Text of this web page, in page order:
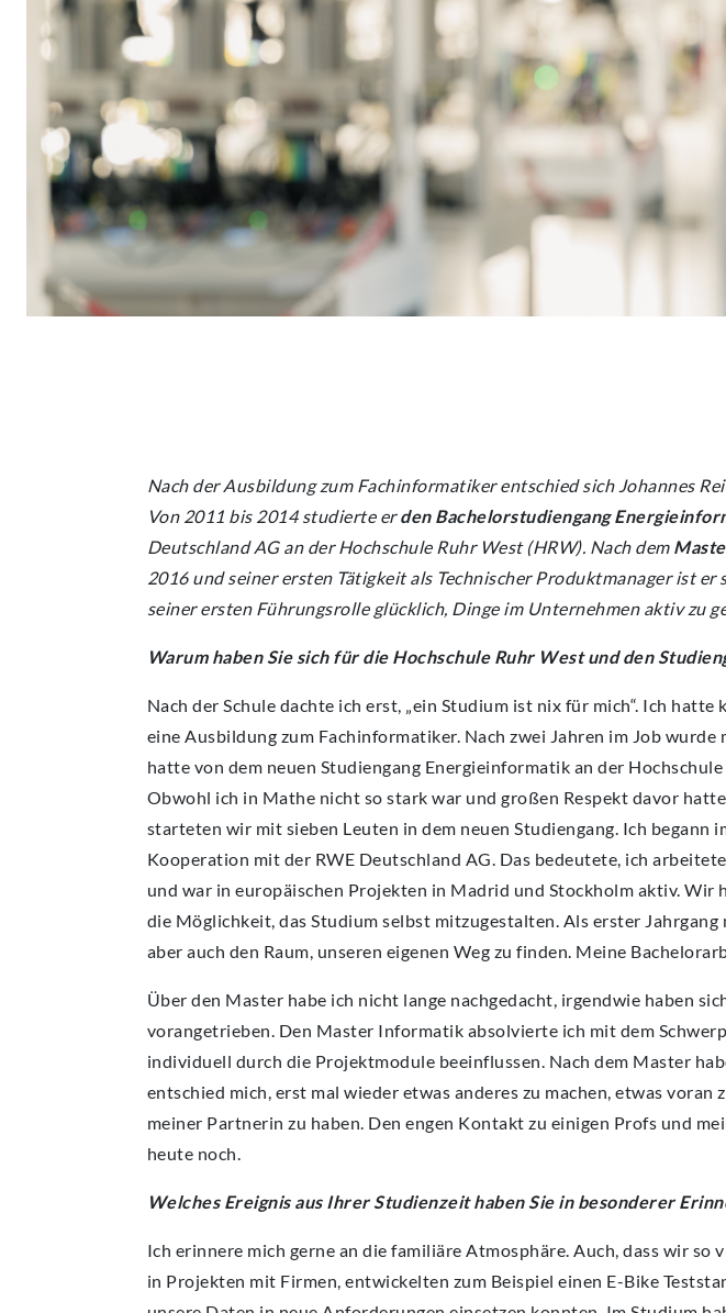
Nach der Ausbildung zum Fachinformatiker entschied sich Johannes
Von 2011 bis 2014 studierte erden Bachelorstudiengang
Deutschland AG an der Hochschule Ruhr West (HRW). Nach dem
2016 und seiner ersten Tätigkeit als Technischer Produktmanager ist
seiner ersten Führungsrolle glücklich, Dinge im Unternehmen aktiv zu
Warum haben Sie sich für die Hochschule Ruhr West und den
Nach der Schule dachte ich erst, „ein Studium ist nix für mich“. Ich
eine Ausbildung zum Fachinformatiker. Nach zwei Jahren im Job
hatte von dem neuen Studiengang Energieinformatik an der
Obwohl ich in Mathe nicht so stark war und großen Respekt davor
starteten wir mit sieben Leuten in dem neuen Studiengang. Ich begann
Kooperation mit der RWE Deutschland AG. Das bedeutete, ich
und war in europäischen Projekten in Madrid und Stockholm aktiv.
die Möglichkeit, das Studium selbst mitzugestalten. Als erster
aber auch den Raum, unseren eigenen Weg zu finden. Meine
Über den Master habe ich nicht lange nachgedacht, irgendwie haben
vorangetrieben. Den Master Informatik absolvierte ich mit dem
individuell durch die Projektmodule beeinflussen. Nach dem Master
entschied mich, erst mal wieder etwas anderes zu machen, etwas
meiner Partnerin zu haben. Den engen Kontakt zu einigen Profs und
heute noch.
Welches Ereignis aus Ihrer Studienzeit haben Sie in besonderer
Ich erinnere mich gerne an die familiäre Atmosphäre. Auch, dass wir
in Projekten mit Firmen, entwickelten zum Beispiel einen E-Bike